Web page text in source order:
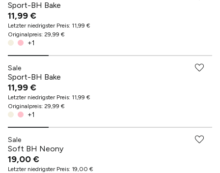
Sport-BH Bake
11,99 €
Letzter niedrigster Preis: 11,99 €
Originalpreis: 29,99 €
+1
Sale
Sport-BH Bake
11,99 €
Letzter niedrigster Preis: 11,99 €
Originalpreis: 29,99 €
+1
Sale
Soft BH Neony
19,00 €
Letzter niedrigster Preis: 19,00 €